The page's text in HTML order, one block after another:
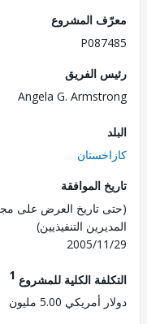
المشروع
الفريق
Angela G.
الموافقة
تاريخ العرض على مجلس
التنفيذيين)
2005/
الكلية للمشروع1
5.00 مليون